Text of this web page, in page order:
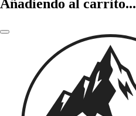
Añadiendo al carrito...